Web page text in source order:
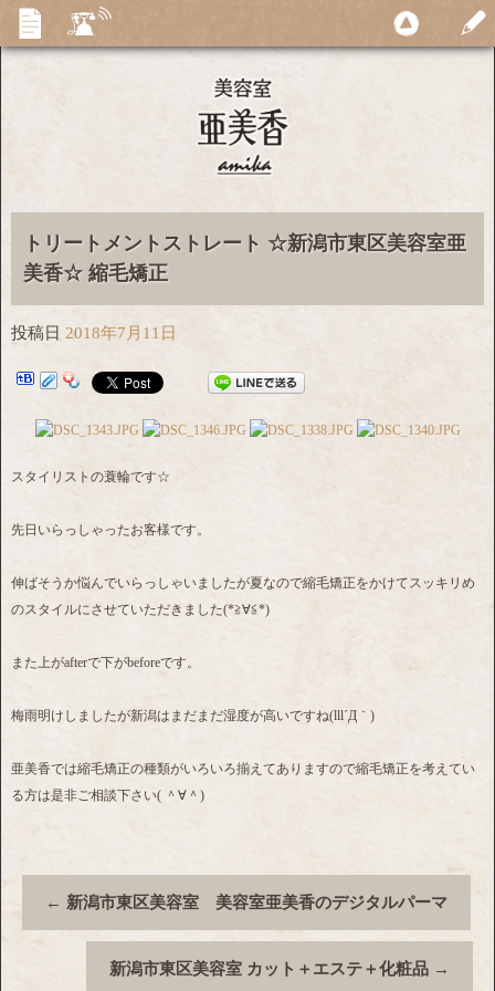
トリートメントストレート ☆新潟市東区美容室亜
美香☆ 縮毛矯正
投稿日 2018年7月11日
スタイリストの蓑輪です☆
先日いらっしゃったお客様です。
伸ばそうか悩んでいらっしゃいましたが夏なので縮毛矯正をかけてスッキリめ
のスタイルにさせていただきました(*≧∀≦*)
また上がafterで下がbeforeです。
梅雨明けしましたが新潟はまだまだ湿度が高いですね(lll´Д｀)
亜美香では縮毛矯正の種類がいろいろ揃えてありますので縮毛矯正を考えてい
る方は是非ご相談下さい( ＾∀＾)
← 新潟市東区美容室 美容室亜美香のデジタルパーマ
新潟市東区美容室 カット＋エステ＋化粧品 →